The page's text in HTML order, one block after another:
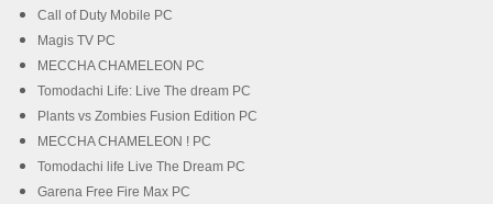
Call of Duty Mobile PC
Magis TV PC
MECCHA CHAMELEON PC
Tomodachi Life: Live The dream PC
Plants vs Zombies Fusion Edition PC
MECCHA CHAMELEON ! PC
Tomodachi life Live The Dream PC
Garena Free Fire Max PC